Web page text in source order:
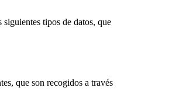
siguientes tipos de datos, que
que son recogidos a través